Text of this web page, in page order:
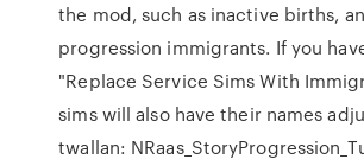
the mod, such as inactive births,
progression immigrants. If you
"Replace Service Sims With
sims will also have their names
twallan: